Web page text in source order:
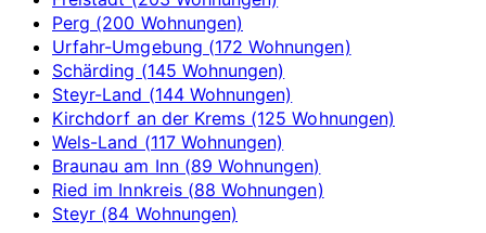
Perg (200 Wohnungen)
Urfahr-Umgebung (172 Wohnungen)
Schärding (145 Wohnungen)
Steyr-Land (144 Wohnungen)
Kirchdorf an der Krems (125 Wohnungen)
Wels-Land (117 Wohnungen)
Braunau am Inn (89 Wohnungen)
Ried im Innkreis (88 Wohnungen)
Steyr (84 Wohnungen)